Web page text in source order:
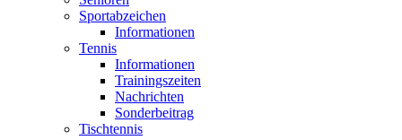
Sportabzeichen
Informationen
Tennis
Informationen
Trainingszeiten
Nachrichten
Sonderbeitrag
Tischtennis